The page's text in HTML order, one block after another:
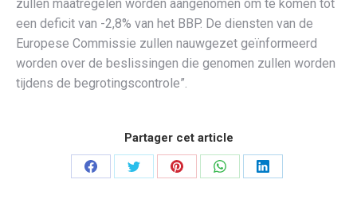
zullen maatregelen worden aangenomen om te komen tot
een deficit van -2,8% van het BBP. De diensten van de
Europese Commissie zullen nauwgezet geïnformeerd
worden over de beslissingen die genomen zullen worden
tijdens de begrotingscontrole”.
Partager cet article
PartagerPartagerPartagerPartagerPartager